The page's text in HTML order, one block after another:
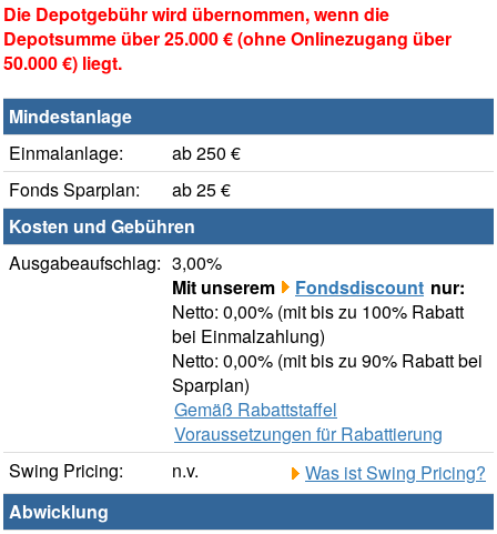
Die Depotgebühr wird übernommen, wenn die
Depotsumme über 25.000 € (ohne Onlinezugang über
50.000 €) liegt.
Mindestanlage
Einmalanlage:
ab 250 €
Fonds Sparplan:
ab 25 €
Kosten und Gebühren
Ausgabeaufschlag: 3,00%
Mit unserem
Fondsdiscount nur:
Netto: 0,00% (mit bis zu 100% Rabatt
bei Einmalzahlung)
Netto: 0,00% (mit bis zu 90% Rabatt bei
Sparplan)
Gemäß Rabattstaffel
Voraussetzungen für Rabattierung
Swing Pricing:
n.v.
Was ist Swing Pricing?
Abwicklung